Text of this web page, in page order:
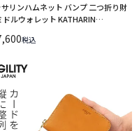
リンハムネット バンプ 二つ折り財
ドルウォレット KATHARIN
税込